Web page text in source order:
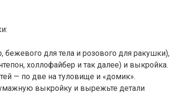
бежевого для тела и розового для ракушки),
холлофайбер и так далее) и выкройка.
— по две на туловище и «домик».
выкройку и вырежьте детали